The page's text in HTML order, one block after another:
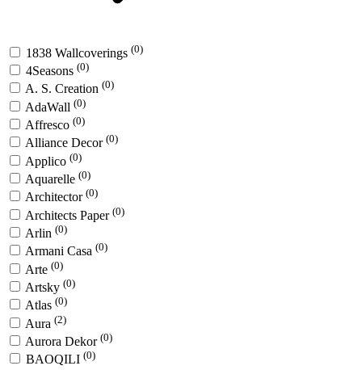
1838 Wallcoverings (0)
4Seasons (0)
A. S. Creation (0)
AdaWall (0)
Affresco (0)
Alliance Decor (0)
Applico (0)
Aquarelle (0)
Architector (0)
Architects Paper (0)
Arlin (0)
Armani Casa (0)
Arte (0)
Artsky (0)
Atlas (0)
Aura (2)
Aurora Dekor (0)
BAOQILI (0)